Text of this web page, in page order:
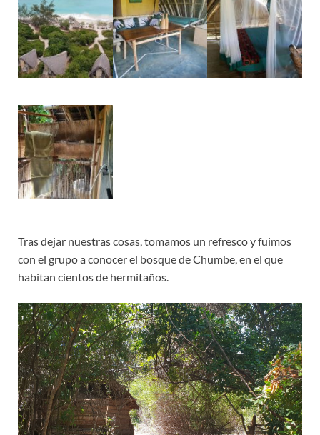
Tras dejar nuestras cosas, tomamos un refresco y fuimos
con el grupo a conocer el bosque de Chumbe, en el que
habitan cientos de hermitaños.